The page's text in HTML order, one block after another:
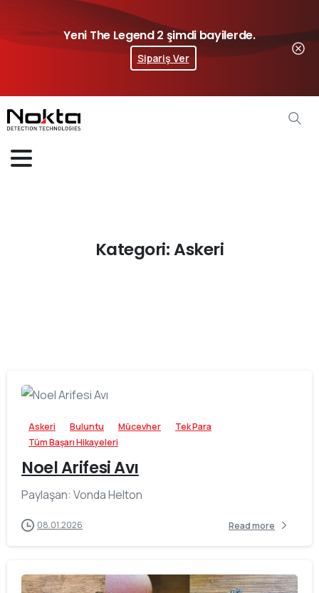
Yeni The Legend 2 şimdi bayilerde.
Sipariş Ver
Kategori:Askeri
Askeri Buluntu Mücevher
Tek Para
Tüm Başarı Hikayeleri
Noel Arifesi Avı
Paylaşan: Vonda Helton
08.01.2026 Read more